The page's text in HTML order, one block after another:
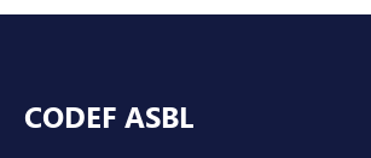
CODEF ASBL